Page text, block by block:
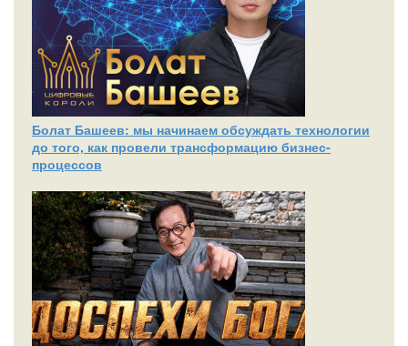
Болат Башеев: мы начинаем обсуждать технологии
до того, как провели трансформацию бизнес-
процессов